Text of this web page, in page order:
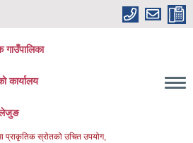
गाउँपालिका
कार्यालय
प्राकृतिक स्रोतको उचित उपयोग,